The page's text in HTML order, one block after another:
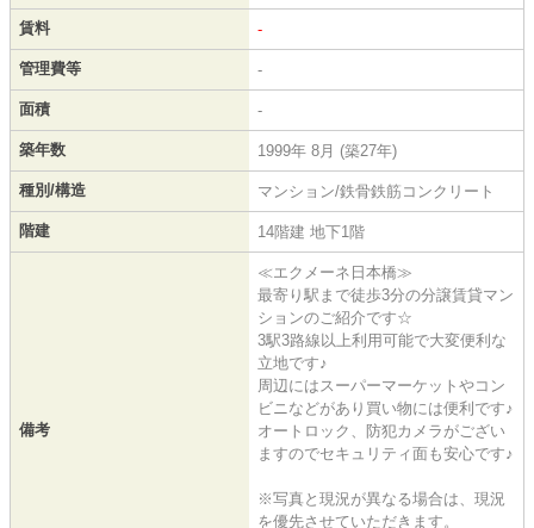
賃料 -
管理費等 -
面積 -
築年数 1999年 8月 (築27年)
種別/構造 マンション/鉄骨鉄筋コンクリート
階建 14階建 地下1階
備考
≪エクメーネ日本橋≫
最寄り駅まで徒歩3分の分譲賃貸マン
ションのご紹介です☆
3駅3路線以上利用可能で大変便利な
立地です♪
周辺にはスーパーマーケットやコン
ビニなどがあり買い物には便利です♪
オートロック、防犯カメラがござい
ますのでセキュリティ面も安心です♪
※写真と現況が異なる場合は、現況
を優先させていただきます。